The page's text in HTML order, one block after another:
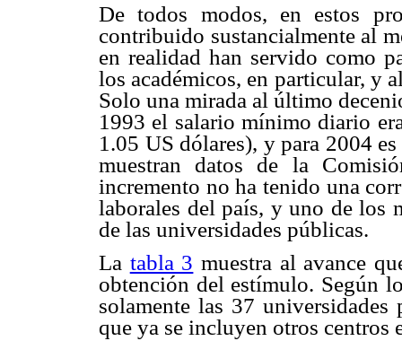
De todos modos, en estos
contribuido sustancialmente al
en realidad han servido como
los académicos, en particular, y
Solo una mirada al último
1993 el salario mínimo diario
1.05 US dólares), y para 2004
muestran datos de la
incremento no ha tenido una
laborales del país, y uno de los
de las universidades públicas.
La tabla 3 muestra al avance
obtención del estímulo. Según
solamente las 37
que ya se incluyen otros